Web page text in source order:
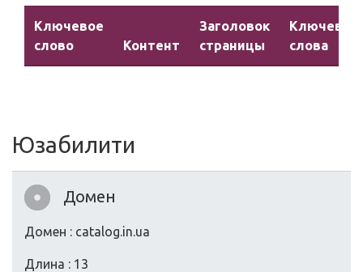
Ключевое
слово
Контент
Заголовок
страницы
Ключевые
слова
Юзабилити
Домен
Домен : catalog.in.ua
Длина : 13